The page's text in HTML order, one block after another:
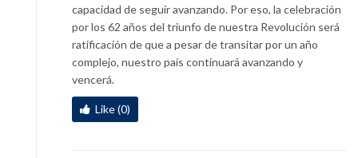
capacidad de seguir avanzando. Por eso, la celebración
por los 62 años del triunfo de nuestra Revolución será
ratificación de que a pesar de transitar por un año
complejo, nuestro país continuará avanzando y
vencerá.
Like (0)